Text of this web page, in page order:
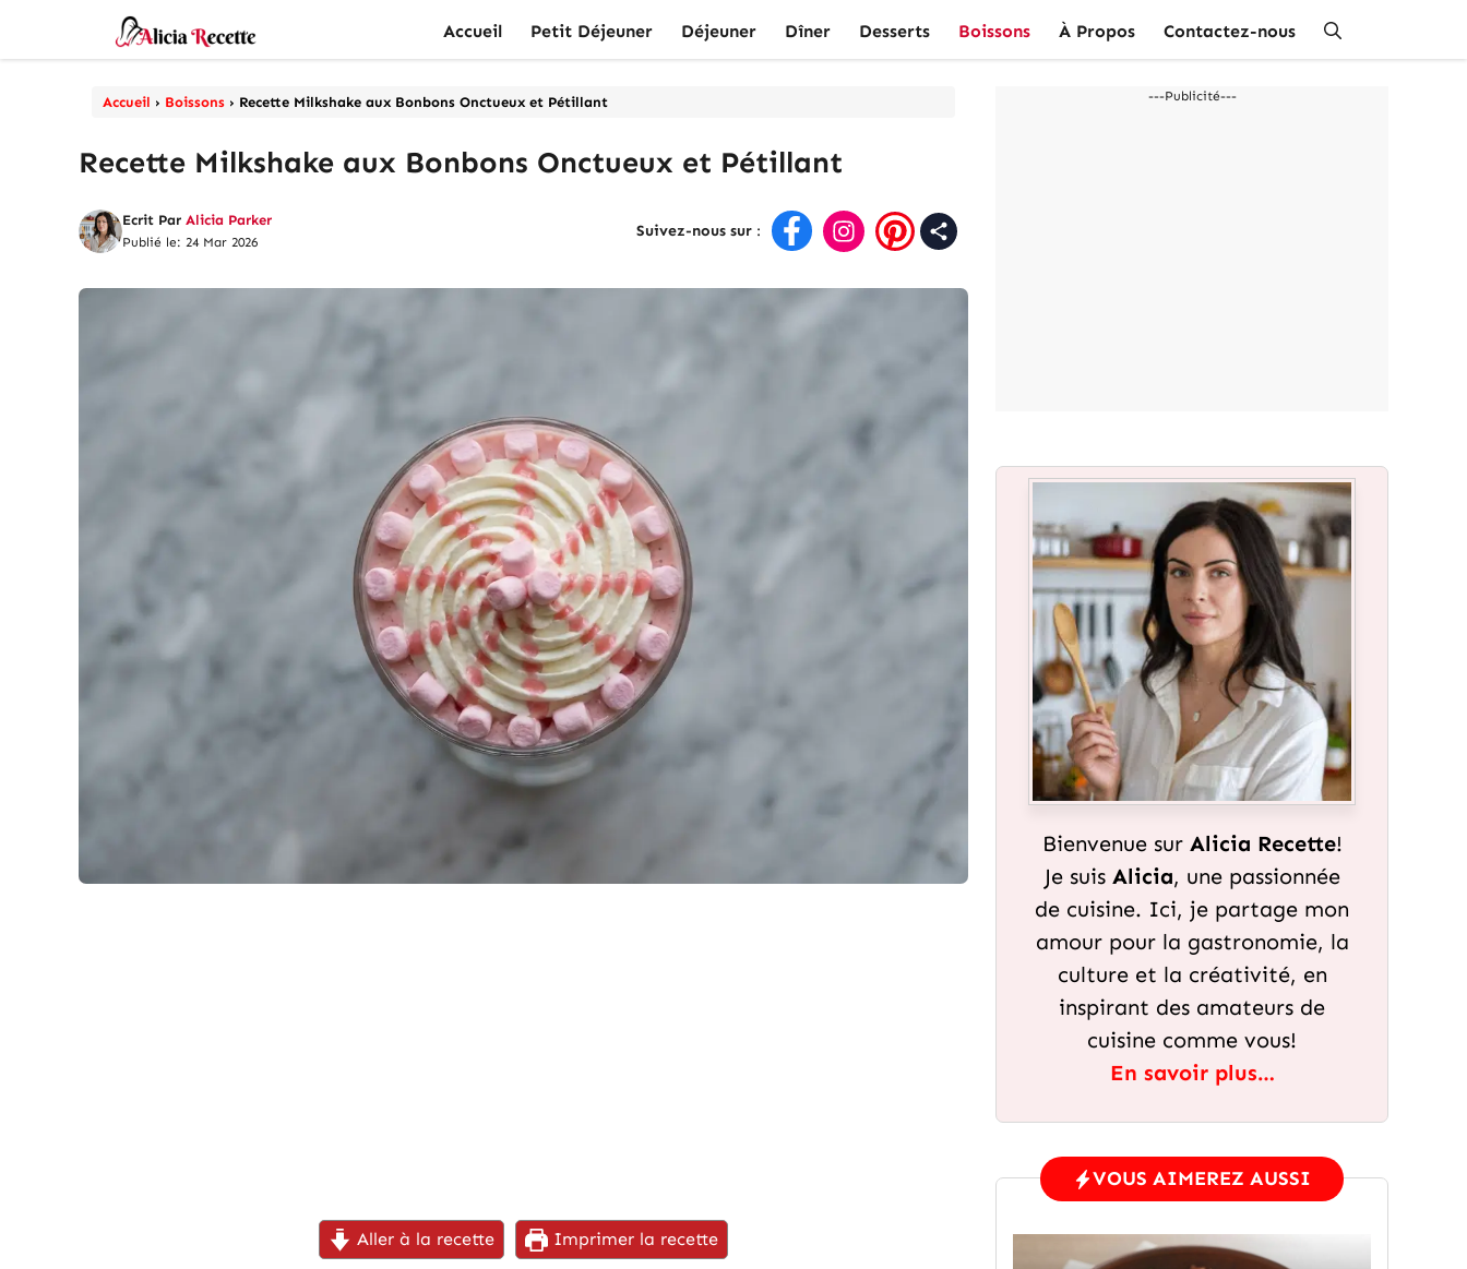
Accueil Petit Déjeuner Déjeuner Dîner Desserts Boissons À Propos Contactez-nous
Accueil › Boissons › Recette Milkshake aux Bonbons Onctueux et Pétillant
Recette Milkshake aux Bonbons Onctueux et Pétillant
Ecrit Par Alicia Parker
Publié le: 24 Mar 2026
Suivez-nous sur :
Aller à la recette Imprimer la recette
---Publicité---
Bienvenue sur Alicia Recette!
Je suis Alicia, une passionnée
de cuisine. Ici, je partage mon
amour pour la gastronomie, la
culture et la créativité, en
inspirant des amateurs de
cuisine comme vous!
En savoir plus…
VOUS AIMEREZ AUSSI